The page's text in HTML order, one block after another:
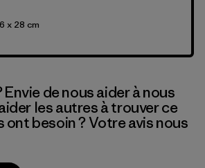
x 28 cm
de nous aider à nous
les autres à trouver ce
ont besoin ? Votre avis nous